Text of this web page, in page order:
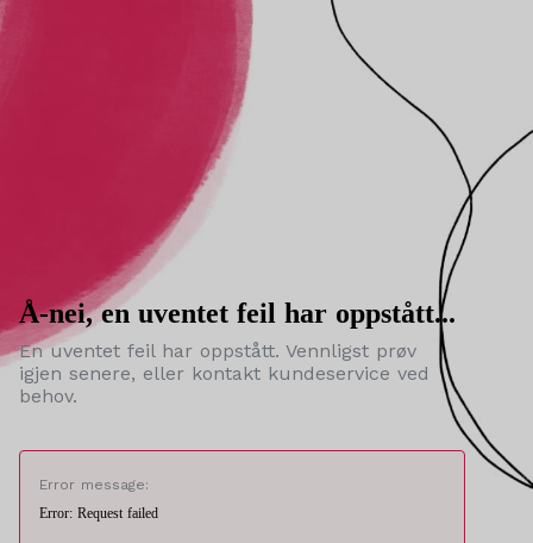
Å-nei, en uventet feil har oppstått...
En uventet feil har oppstått. Vennligst prøv
igjen senere, eller kontakt kundeservice ved
behov.
Error message:
Error: Request failed